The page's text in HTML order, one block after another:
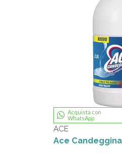
Acquista con
WhatsApp
ACE